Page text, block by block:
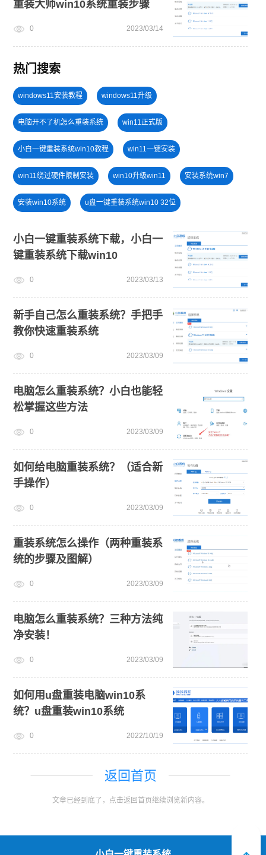
重装大师win10系统重装步骤
0 2023/03/14
热门搜索
windows11安装教程 windows11升级
电脑开不了机怎么重装系统 win11正式版
小白一键重装系统win10教程 win11一键安装
win11绕过硬件限制安装 win10升级win11 安装系统win7
安装win10系统 u盘一键重装系统win10 32位
U盘重装系统 win7系统重装 win11怎么退回win10
旗舰版win7系统安装教程 戴尔一键重装系统教育版
笔记本蓝屏怎么重装系统
小白一键重装系统下载，小白一
键重装系统下载win10
0 2023/03/13
新手自己怎么重装系统？手把手
教你快速重装系统
0 2023/03/09
电脑怎么重装系统？小白也能轻
松掌握这些方法
0 2023/03/09
如何给电脑重装系统？（适合新
手操作）
0 2023/03/09
重装系统怎么操作（两种重装系
统的步骤及图解）
0 2023/03/09
电脑怎么重装系统？三种方法纯
净安装！
0 2023/03/09
如何用u盘重装电脑win10系
统？u盘重装win10系统
0 2022/10/19
返回首页
文章已经到底了，点击返回首页继续浏览新内容。